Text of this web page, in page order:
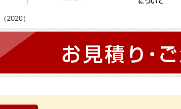
2020）